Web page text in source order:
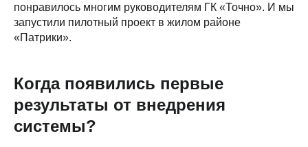
понравилось многим руководителям ГК «Точно». И мы
запустили пилотный проект в жилом районе
«Патрики».
Когда появились первые
результаты от внедрения
системы?